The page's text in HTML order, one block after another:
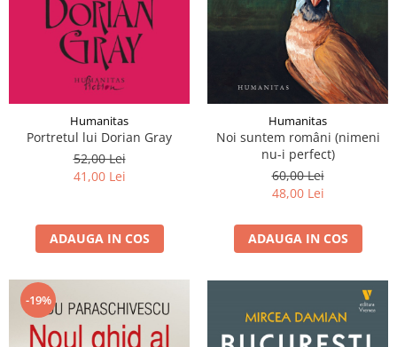
Humanitas
Portretul lui Dorian Gray
52,00 Lei
41,00 Lei
ADAUGA IN COS
Humanitas
Noi suntem români (nimeni
nu-i perfect)
60,00 Lei
48,00 Lei
ADAUGA IN COS
-19%